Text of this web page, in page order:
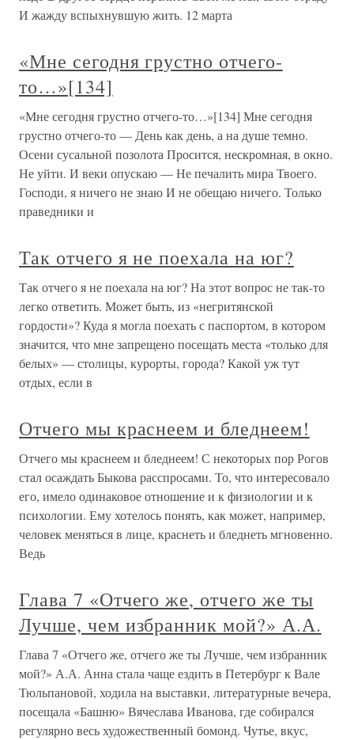
И жажду вспыхнувшую жить. 12 марта
«Мне сегодня грустно отчего-
то…»[134]
«Мне сегодня грустно отчего-то…»[134] Мне сегодня
грустно отчего-то — День как день, а на душе темно.
Осени сусальной позолота Просится, нескромная, в окно.
Не уйти. И веки опускаю — Не печалить мира Твоего.
Господи, я ничего не знаю И не обещаю ничего. Только
праведники и
Так отчего я не поехала на юг?
Так отчего я не поехала на юг? На этот вопрос не так-то
легко ответить. Может быть, из «негритянской
гордости»? Куда я могла поехать с паспортом, в котором
значится, что мне запрещено посещать места «только для
белых» — столицы, курорты, города? Какой уж тут
отдых, если в
Отчего мы краснеем и бледнеем!
Отчего мы краснеем и бледнеем! С некоторых пор Рогов
стал осаждать Быкова расспросами. То, что интересовало
его, имело одинаковое отношение и к физиологии и к
психологии. Ему хотелось понять, как может, например,
человек меняться в лице, краснеть и бледнеть мгновенно.
Ведь
Глава 7 «Отчего же, отчего же ты
Лучше, чем избранник мой?» А.А.
Глава 7 «Отчего же, отчего же ты Лучше, чем избранник
мой?» А.А. Анна стала чаще ездить в Петербург к Вале
Тюльпановой, ходила на выставки, литературные вечера,
посещала «Башню» Вячеслава Иванова, где собирался
регулярно весь художественный бомонд. Чутье, вкус,